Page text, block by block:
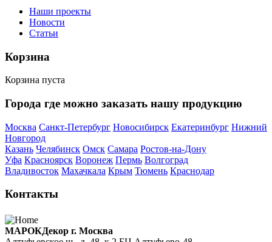
Наши проекты
Новости
Статьи
Корзина
Корзина пуста
Города где можно заказать нашу продукцию
Москва Санкт-Петербург Новосибирск Екатеринбург Нижний
Новгород
Казань Челябинск Омск Самара Ростов-на-Дону
Уфа Красноярск Воронеж Пермь Волгоград
Владивосток Махачкала Крым Тюмень Краснодар
Контакты
МАРОКДекор г. Москва